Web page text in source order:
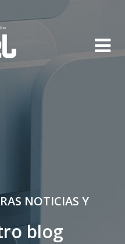
NOTICIAS Y
blog